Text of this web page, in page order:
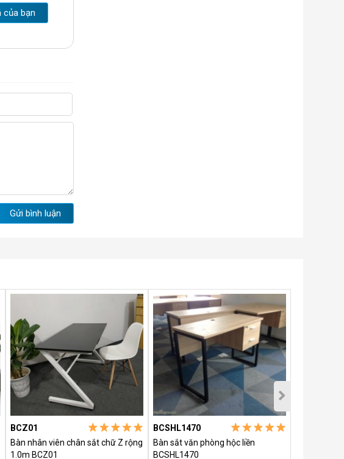
của bạn
Gửi bình luận
BCZ01
Bàn nhân viên chân sắt chữ Z rộng
1.0m BCZ01
BCSHL1470
Bàn sắt văn phòng hộc liền
BCSHL1470